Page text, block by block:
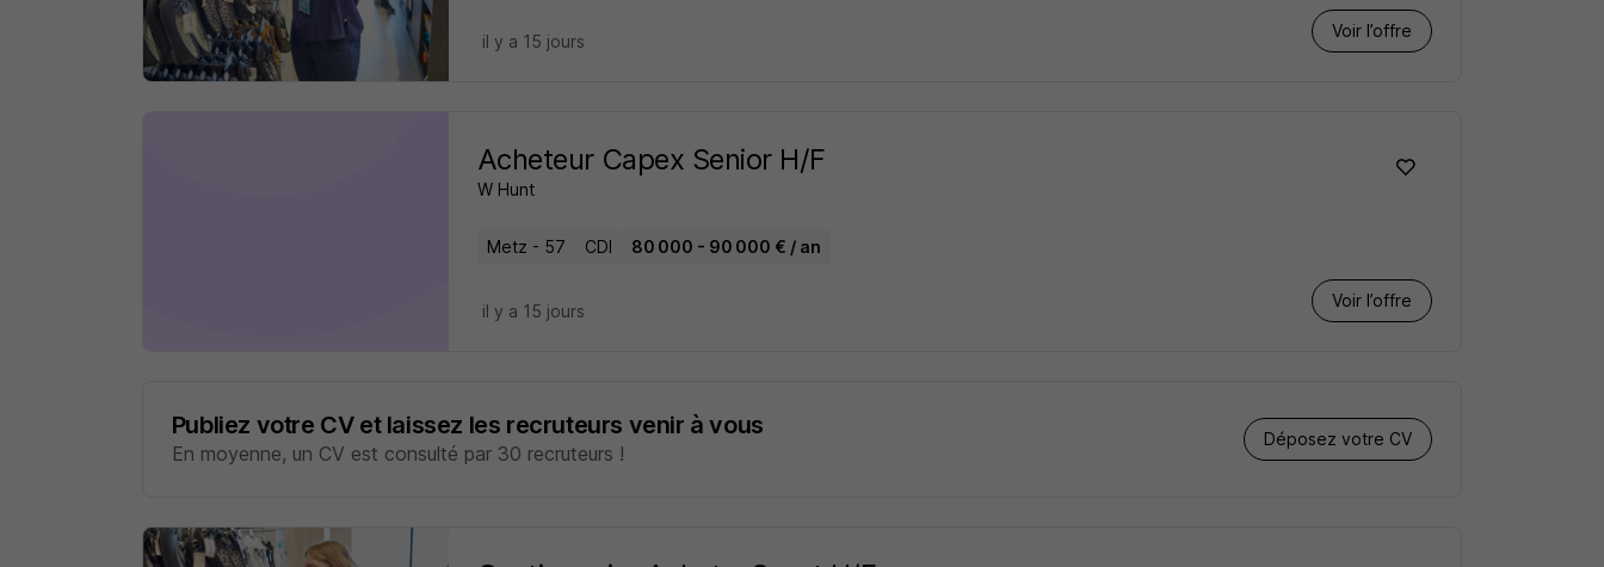
Voir l’offre
il y a 15 jours
Acheteur Capex Senior H/F
W Hunt
Metz - 57 CDI 80 000 - 90 000 € / an
Voir l’offre
il y a 15 jours
Publiez votre CV et laissez les recruteurs venir à vous
En moyenne, un CV est consulté par 30 recruteurs !
Déposez votre CV